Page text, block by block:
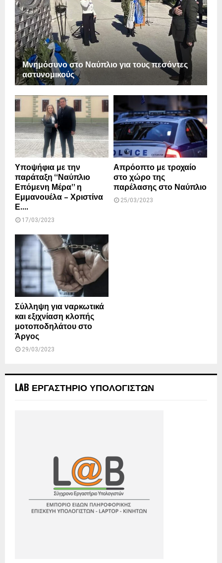
Μνημόσυνο στο Ναύπλιο για τους πεσόντες
αστυνομικούς
Υποψήφια με την
παράταξη “Ναύπλιο
Επόμενη Μέρα” η
Εμμανουέλα – Χριστίνα
Ε....
17/03/2023
Απρόοπτο με τροχαίο
στο χώρο της
παρέλασης στο Ναύπλιο
25/03/2023
Σύλληψη για ναρκωτικά
και εξιχνίαση κλοπής
μοτοποδηλάτου στο
Άργος
29/03/2023
LAB ΕΡΓΑΣΤΗΡΙΟ ΥΠΟΛΟΓΙΣΤΩΝ